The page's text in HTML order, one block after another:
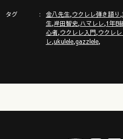
「ガズトーク！」新チャンネルURL
https://www.youtube.com/
タグ 金八先生,ウクレレ弾き語り ,
生,岸田智史,ハマレレ,1年B
心者,ウクレレ入門,ウクレ
レ,ukulele,gazzlele,